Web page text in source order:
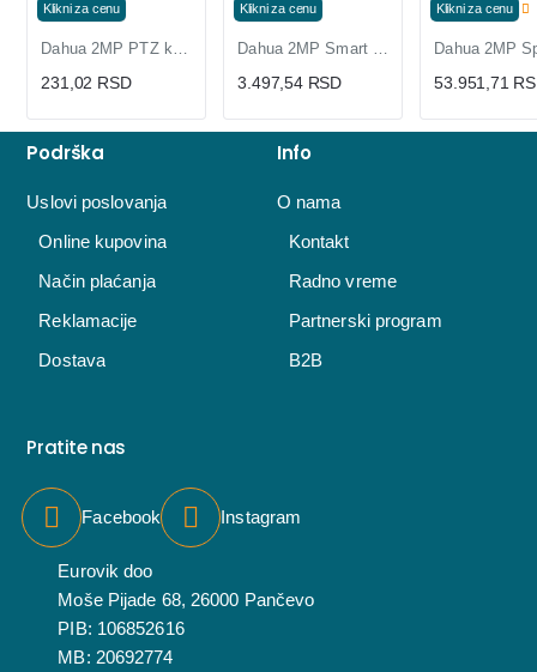
Klikni za cenu
231,02 RSD
Klikni za cenu
3.497,54 RSD
Klikni za cenu
53.951,71
Podrška
Uslovi poslovanja
Online kupovina
Način plaćanja
Reklamacije
Dostava
Info
O nama
Kontakt
Radno vreme
Partnerski program
B2B
Pratite nas
Facebook Instagram
Eurovik doo
Moše Pijade 68, 26000 Pančevo
PIB: 106852616
MB: 20692774